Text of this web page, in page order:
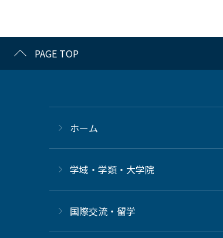
PAGE TOP
ホーム
学域・学類・大学院
国際交流・留学